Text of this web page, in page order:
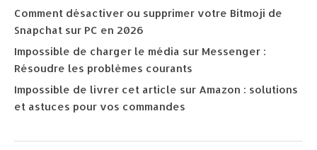
Comment désactiver ou supprimer votre Bitmoji de
Snapchat sur PC en 2026
Impossible de charger le média sur Messenger :
Résoudre les problèmes courants
Impossible de livrer cet article sur Amazon : solutions
et astuces pour vos commandes